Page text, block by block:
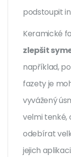
podstoupit
Keramické
zlepšit
například,
fazety je
vyvážený
velmi tenké,
odebírat
jejich aplikaci.